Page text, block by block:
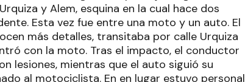
y Alem, esquina en la cual hace dos
Esta vez fue entre una moto y un auto. El
más detalles, transitaba por calle Urquiza
con la moto. Tras el impacto, el conductor
lesiones, mientras que el auto siguió su
al motociclista. En en lugar estuvo personal